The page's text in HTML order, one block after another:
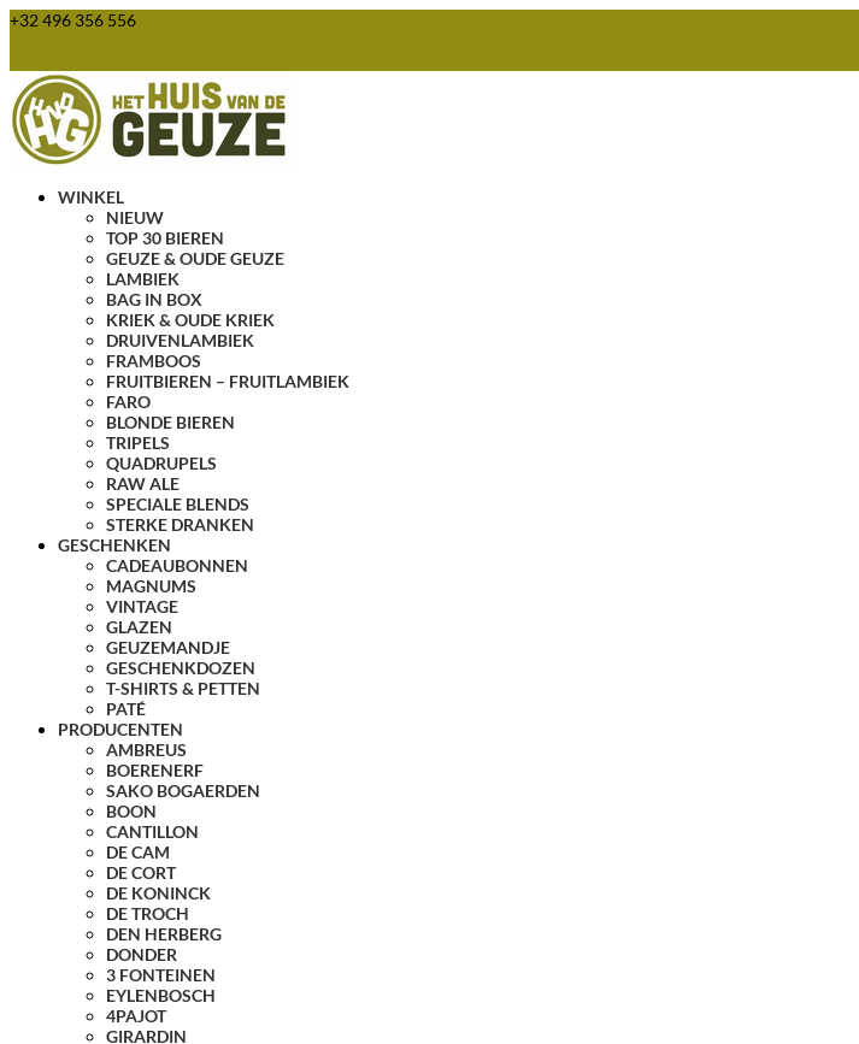
+32 496 356 556
WINKEL
NIEUW
TOP 30 BIEREN
GEUZE & OUDE GEUZE
LAMBIEK
BAG IN BOX
KRIEK & OUDE KRIEK
DRUIVENLAMBIEK
FRAMBOOS
FRUITBIEREN – FRUITLAMBIEK
FARO
BLONDE BIEREN
TRIPELS
QUADRUPELS
RAW ALE
SPECIALE BLENDS
STERKE DRANKEN
GESCHENKEN
CADEAUBONNEN
MAGNUMS
VINTAGE
GLAZEN
GEUZEMANDJE
GESCHENKDOZEN
T-SHIRTS & PETTEN
PATÉ
PRODUCENTEN
AMBREUS
BOERENERF
SAKO BOGAERDEN
BOON
CANTILLON
DE CAM
DE CORT
DE KONINCK
DE TROCH
DEN HERBERG
DONDER
3 FONTEINEN
EYLENBOSCH
4PAJOT
GIRARDIN